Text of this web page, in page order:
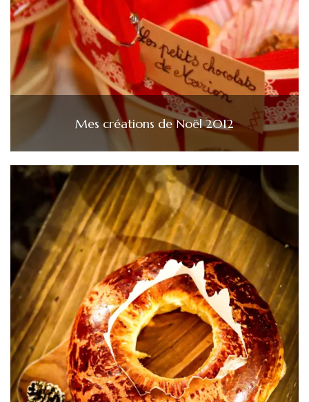
Mes créations de Noël 2012